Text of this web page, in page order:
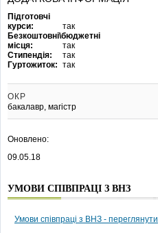
Підготовчі
курси:
так
Безкоштовні\бюджетні
місця:
так
Стипендія:
так
Гуртожиток: так
ОКР
бакалавр, магістр
Оновлено:
09.05.18
УМОВИ СПІВПРАЦІ З ВНЗ
Умови співпраці з ВНЗ - переглянути